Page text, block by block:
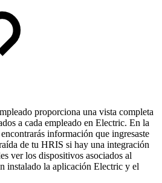
proporciona una vista completa
a cada empleado en Electric. En la
información que ingresaste
de tu HRIS si hay una integración
ver los dispositivos asociados al
instalado la aplicación Electric y el